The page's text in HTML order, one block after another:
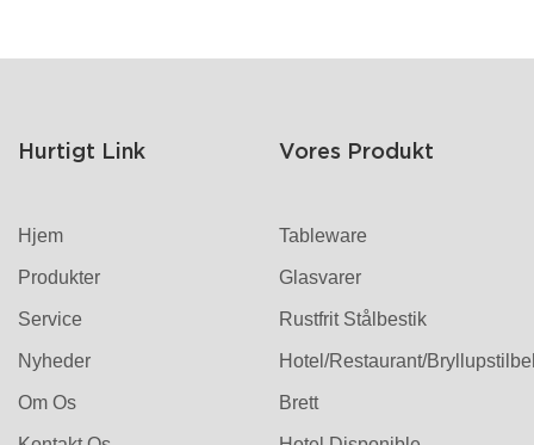
Hurtigt Link
Hjem
Produkter
Service
Nyheder
Om Os
Vores Produkt
Tableware
Glasvarer
Rustfrit Stålbestik
Hotel/restaurant/
Brett